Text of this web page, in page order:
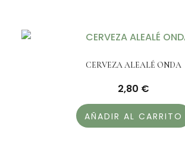
CERVEZA ALEALÉ ONDA
2,80 €
AÑADIR AL CARRITO